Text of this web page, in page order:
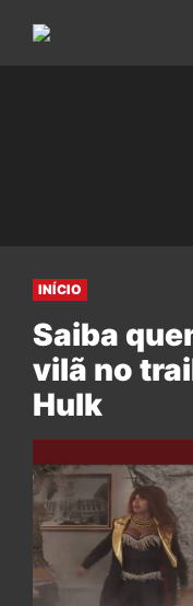
INÍCIO
Saiba
vilã no
Hulk